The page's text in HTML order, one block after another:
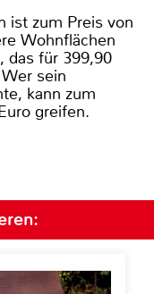
ist zum Preis von
Wohnflächen
das für 399,90
sein
kann zum
greifen.